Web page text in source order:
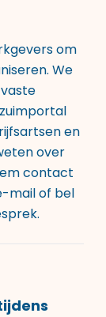
om
We
en
over
contact
mail of bel